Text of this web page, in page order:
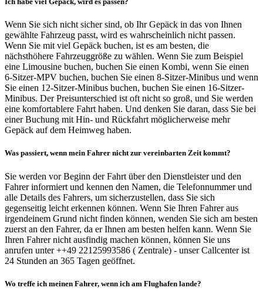
Wenn Sie sich nicht sicher sind, ob Ihr Gepäck in das von Ihnen
gewählte Fahrzeug passt, wird es wahrscheinlich nicht passen.
Wenn Sie mit viel Gepäck buchen, ist es am besten, die
nächsthöhere Fahrzeuggröße zu wählen. Wenn Sie zum Beispiel
eine Limousine buchen, buchen Sie einen Kombi, wenn Sie einen
6-Sitzer-MPV buchen, buchen Sie einen 8-Sitzer-Minibus und wenn
Sie einen 12-Sitzer-Minibus buchen, buchen Sie einen 16-Sitzer-
Minibus. Der Preisunterschied ist oft nicht so groß, und Sie werden
eine komfortablere Fahrt haben. Und denken Sie daran, dass Sie bei
einer Buchung mit Hin- und Rückfahrt möglicherweise mehr
Gepäck auf dem Heimweg haben.
Was passiert, wenn mein Fahrer nicht zur vereinbarten Zeit kommt?
Sie werden vor Beginn der Fahrt über den Dienstleister und den
Fahrer informiert und kennen den Namen, die Telefonnummer und
alle Details des Fahrers, um sicherzustellen, dass Sie sich
gegenseitig leicht erkennen können. Wenn Sie Ihren Fahrer aus
irgendeinem Grund nicht finden können, wenden Sie sich am besten
zuerst an den Fahrer, da er Ihnen am besten helfen kann. Wenn Sie
Ihren Fahrer nicht ausfindig machen können, können Sie uns
anrufen unter ++49 22125993586 ( Zentrale) - unser Callcenter ist
24 Stunden an 365 Tagen geöffnet.
Wo treffe ich meinen Fahrer, wenn ich am Flughafen lande?